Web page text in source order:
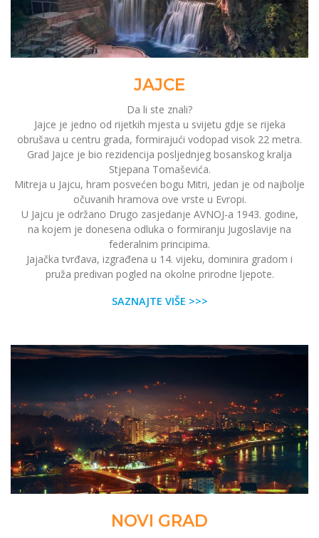
JAJCE
Da li ste znali?
Jajce je jedno od rijetkih mjesta u svijetu gdje se rijeka
obrušava u centru grada, formirajući vodopad visok 22 metra.
Grad Jajce je bio rezidencija posljednjeg bosanskog kralja
Stjepana Tomaševića.
Mitreja u Jajcu, hram posvećen bogu Mitri, jedan je od najbolje
očuvanih hramova ove vrste u Evropi.
U Jajcu je održano Drugo zasjedanje AVNOJ-a 1943. godine,
na kojem je donesena odluka o formiranju Jugoslavije na
federalnim principima.
Jajačka tvrđava, izgrađena u 14. vijeku, dominira gradom i
pruža predivan pogled na okolne prirodne ljepote.
SAZNAJTE VIŠE >>>
NOVI GRAD